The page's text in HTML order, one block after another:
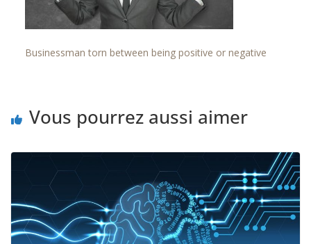
Businessman torn between being positive or negative
Vous pourrez aussi aimer